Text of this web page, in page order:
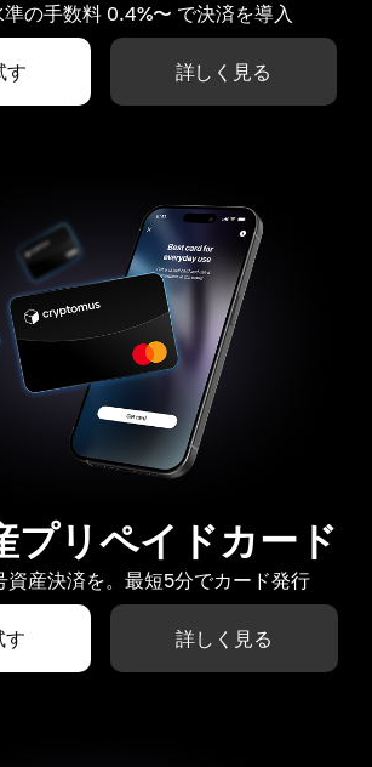
の手数料 0.4%〜 で決済を導入
す 詳しく見る
プリペイドカード
資産決済を。最短5分でカード発行
す 詳しく見る